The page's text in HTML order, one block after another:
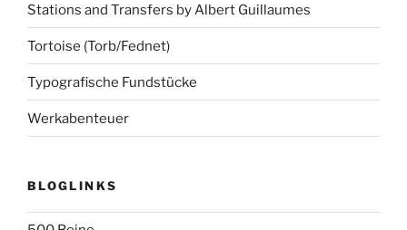
Stations and Transfers by Albert Guillaumes
Tortoise (Torb/Fednet)
Typografische Fundstücke
Werkabenteuer
BLOGLINKS